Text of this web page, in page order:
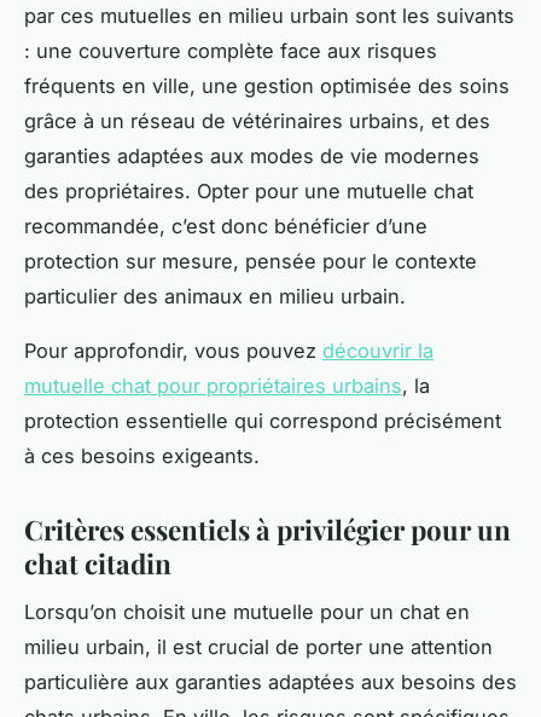
par ces mutuelles en milieu urbain sont les suivants
: une couverture complète face aux risques
fréquents en ville, une gestion optimisée des soins
grâce à un réseau de vétérinaires urbains, et des
garanties adaptées aux modes de vie modernes
des propriétaires. Opter pour une mutuelle chat
recommandée, c’est donc bénéficier d’une
protection sur mesure, pensée pour le contexte
particulier des animaux en milieu urbain.
Pour approfondir, vous pouvez découvrir la
mutuelle chat pour propriétaires urbains, la
protection essentielle qui correspond précisément
à ces besoins exigeants.
Critères essentiels à privilégier pour un
chat citadin
Lorsqu’on choisit une mutuelle pour un chat en
milieu urbain, il est crucial de porter une attention
particulière aux garanties adaptées aux besoins des